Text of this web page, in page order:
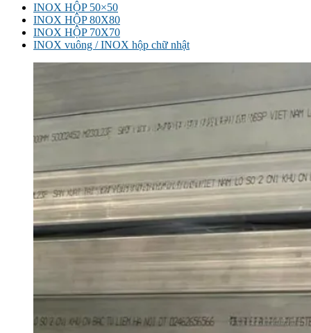
INOX HỘP 50×50
INOX HỘP 80X80
INOX HỘP 70X70
INOX vuông / INOX hộp chữ nhật